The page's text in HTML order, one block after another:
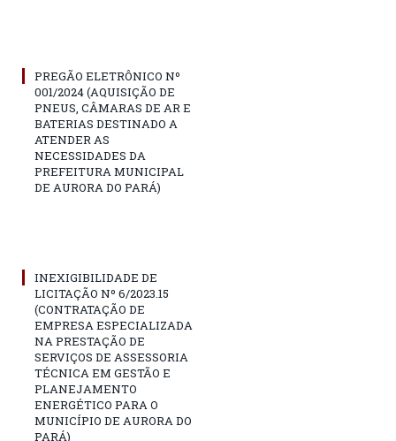
PREGÃO ELETRÔNICO Nº
001/2024 (AQUISIÇÃO DE
PNEUS, CÂMARAS DE AR E
BATERIAS DESTINADO A
ATENDER AS
NECESSIDADES DA
PREFEITURA MUNICIPAL
DE AURORA DO PARÁ)
INEXIGIBILIDADE DE
LICITAÇÃO Nº 6/2023.15
(CONTRATAÇÃO DE
EMPRESA ESPECIALIZADA
NA PRESTAÇÃO DE
SERVIÇOS DE ASSESSORIA
TÉCNICA EM GESTÃO E
PLANEJAMENTO
ENERGÉTICO PARA O
MUNICÍPIO DE AURORA DO
PARÁ)